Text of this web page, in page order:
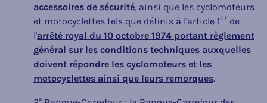
accessoires de sécurité, ainsi que les cyclomoteurs
et motocyclettes tels que définis à l'article 1er de
l'arrêté royal du 10 octobre 1974 portant règlement
général sur les conditions techniques auxquelles
doivent répondre les cyclomoteurs et les
motocyclettes ainsi que leurs remorques.